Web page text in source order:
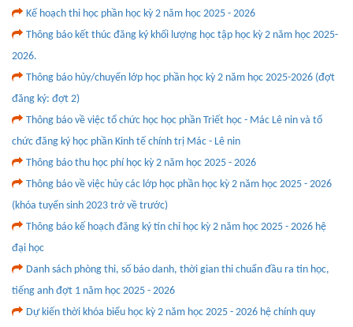
Kế hoạch thi học phần học kỳ 2 năm học 2025 - 2026
Thông báo kết thúc đăng ký khối lượng học tập học kỳ 2 năm học 2025-
2026.
Thông báo hủy/chuyển lớp học phần học kỳ 2 năm học 2025-2026 (đợt
đăng ký: đợt 2)
Thông báo về việc tổ chức học học phần Triết học - Mác Lê nin và tổ
chức đăng ký học phần Kinh tế chính trị Mác - Lê nin
Thông báo thu học phí học kỳ 2 năm học 2025 - 2026
Thông báo về việc hủy các lớp học phần học kỳ 2 năm học 2025 - 2026
(khóa tuyển sinh 2023 trở về trước)
Thông báo kế hoạch đăng ký tín chỉ học kỳ 2 năm học 2025 - 2026 hệ
đại học
Danh sách phòng thi, số báo danh, thời gian thi chuẩn đầu ra tin học,
tiếng anh đợt 1 năm học 2025 - 2026
Dự kiến thời khóa biểu học kỳ 2 năm học 2025 - 2026 hệ chính quy